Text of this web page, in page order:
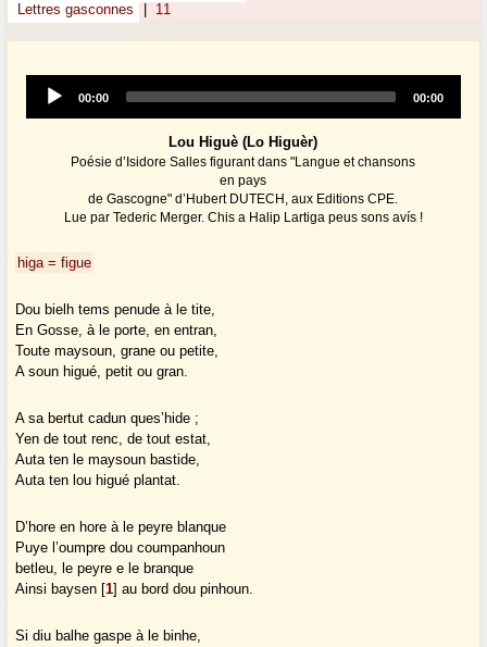
Lettres gasconnes
11
Player
Current
00:00
Total
00:00
Lou Higuè (Lo Higuèr)
Poésie d’Isidore Salles figurant dans "Langue et chansons
en pays
de Gascogne" d’Hubert DUTECH, aux Editions CPE.
Lue par Tederic Merger. Chis a Halip Lartiga peus sons avís !
higa = figue
Dou bielh tems penude à le tite,
En Gosse, à le porte, en entran,
Toute maysoun, grane ou petite,
A soun higué, petit ou gran.
A sa bertut cadun ques’hide ;
Yen de tout renc, de tout estat,
Auta ten le maysoun bastide,
Auta ten lou higué plantat.
D’hore en hore à le peyre blanque
Puye l’oumpre dou coumpanhoun
betleu, le peyre e le branque
Ainsi baysen [1] au bord dou pinhoun.
Si diu balhe gaspe à le binhe,